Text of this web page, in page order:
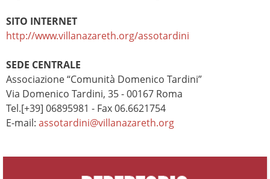
SITO INTERNET
http://www.villanazareth.org/assotardini
SEDE CENTRALE
Associazione “Comunità Domenico Tardini”
Via Domenico Tardini, 35 - 00167 Roma
Tel.[+39] 06895981 - Fax 06.6621754
E-mail: assotardini@villanazareth.org